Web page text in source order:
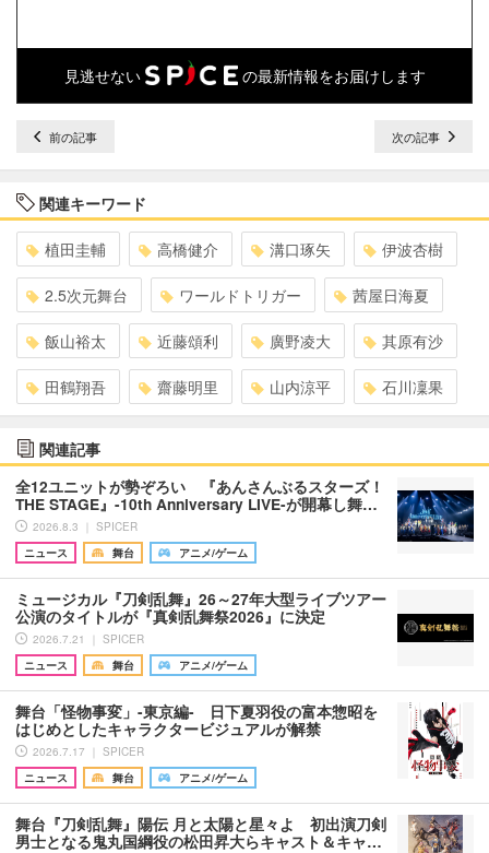
見逃せない の最新情報をお届けします
前の記事 次の記事
関連キーワード
植田圭輔 高橋健介 溝口琢矢 伊波杏樹
2.5次元舞台 ワールドトリガー 茜屋日海夏
飯山裕太 近藤頌利 廣野凌大 其原有沙
田鶴翔吾 齋藤明里 山内涼平 石川凜果
関連記事
全12ユニットが勢ぞろい 『あんさんぶるスターズ！
THE STAGE』-10th Anniversary LIVE-が開幕し舞…
2026.8.3 ｜ SPICER
ニュース
舞台 アニメ/ゲーム
ミュージカル『刀剣乱舞』26～27年大型ライブツアー
公演のタイトルが『真剣乱舞祭2026』に決定
2026.7.21 ｜ SPICER
ニュース
舞台 アニメ/ゲーム
舞台「怪物事変」-東京編- 日下夏羽役の富本惣昭を
はじめとしたキャラクタービジュアルが解禁
2026.7.17 ｜ SPICER
ニュース
舞台 アニメ/ゲーム
舞台『刀剣乱舞』陽伝 月と太陽と星々よ 初出演刀剣
男士となる鬼丸国綱役の松田昇大らキャスト＆キャ…